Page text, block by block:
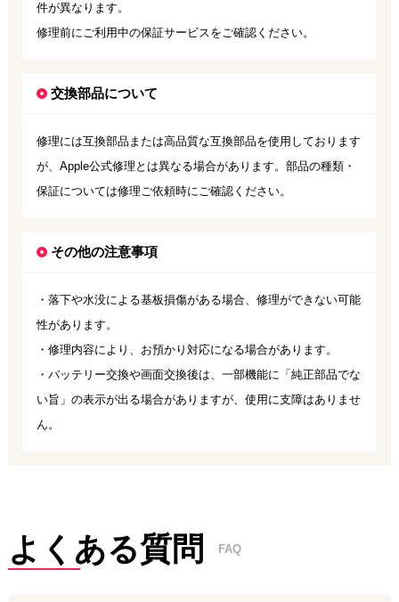
件が異なります。
修理前にご利用中の保証サービスをご確認ください。
交換部品について
修理には互換部品または高品質な互換部品を使用しております
が、Apple公式修理とは異なる場合があります。部品の種類・
保証については修理ご依頼時にご確認ください。
その他の注意事項
・落下や水没による基板損傷がある場合、修理ができない可能
性があります。
・修理内容により、お預かり対応になる場合があります。
・バッテリー交換や画面交換後は、一部機能に「純正部品でな
い旨」の表示が出る場合がありますが、使用に支障はありませ
ん。
よくある質問 FAQ